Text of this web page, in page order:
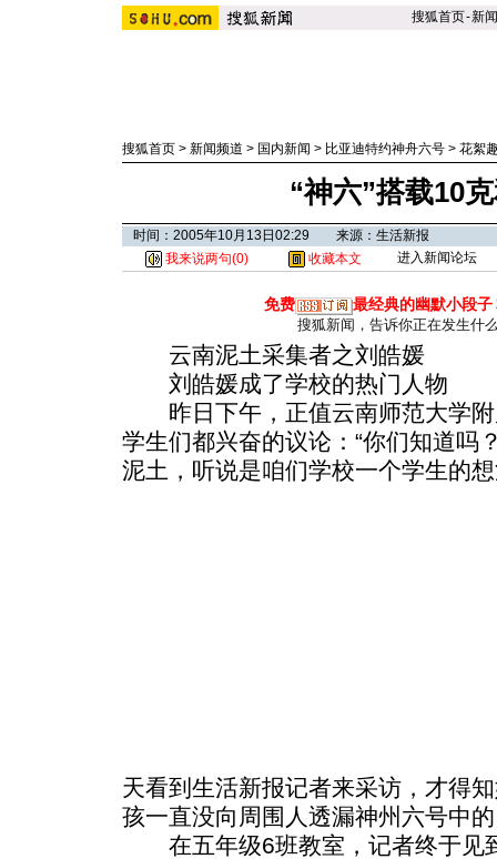
搜狐首页-新闻
搜狐首页 > 新闻频道 > 国内新闻 > 比亚迪特约神舟六号 > 花絮
“神六”搭载10
时间：2005年10月13日02:29 来源：生活新报
我来说两句(0) 收藏本文 进入新闻论坛
免费 最经典的幽默小段子
搜狐新闻，告诉你正在发生什
云南泥土采集者之刘皓媛
刘皓媛成了学校的热门人物
昨日下午，正值云南师范大学附
学生们都兴奋的议论：“你们知道吗
泥土，听说是咱们学校一个学生的
天看到生活新报记者来采访，才得
孩一直没向周围人透漏神州六号中
在五年级6班教室，记者终于见